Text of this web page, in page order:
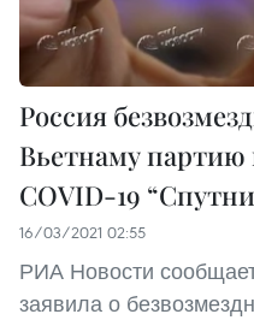
Россия
Вьетнаму
COVID-19
16/03/2021 02:55
РИА Новости
заявила о